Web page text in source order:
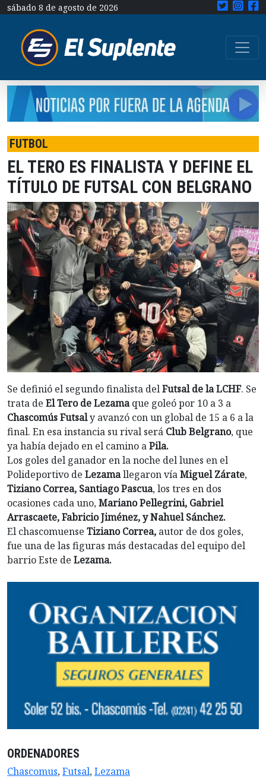
sábado 8 de agosto de 2026
FUTBOL
EL TERO ES FINALISTA Y DEFINE EL
TÍTULO DE FUTSAL CON BELGRANO
Se definió el segundo finalista delFutsal de la LCHF. Se
trata de El Tero de Lezamaque goleó por 10 a 3 a
Chascomús Futsaly avanzó con un global de 15 a 6 a la
final. En esa instancia su rival será Club Belgrano, que
ya había dejado en el camino aPila.
Los goles del ganador en la noche del lunes en el
Polideportivo de Lezamallegaron víaMiguel Zárate,
Tiziano Correa, Santiago Pascua, los tres en dos
ocasiones cada uno,Mariano Pellegrini, Gabriel
Arrascaete, Fabricio Jiménez, y Nahuel Sánchez.
El chascomuense Tiziano Correa, autor de dos goles,
fue una de las figuras más destacadas del equipo del
barrio Este de Lezama.
ORDENADORES
Chascomus,Futsal,Lezama